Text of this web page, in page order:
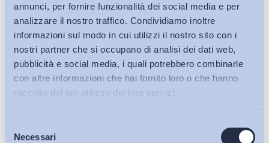
annunci, per fornire funzionalità dei social media e per
analizzare il nostro traffico. Condividiamo inoltre
informazioni sul modo in cui utilizzi il nostro sito con i
nostri partner che si occupano di analisi dei dati web,
pubblicità e social media, i quali potrebbero combinarle
con altre informazioni che hai fornito loro o che hanno
raccolto dal tuo utilizzo dei loro servizi.
delNecessariBollettini ADAPT